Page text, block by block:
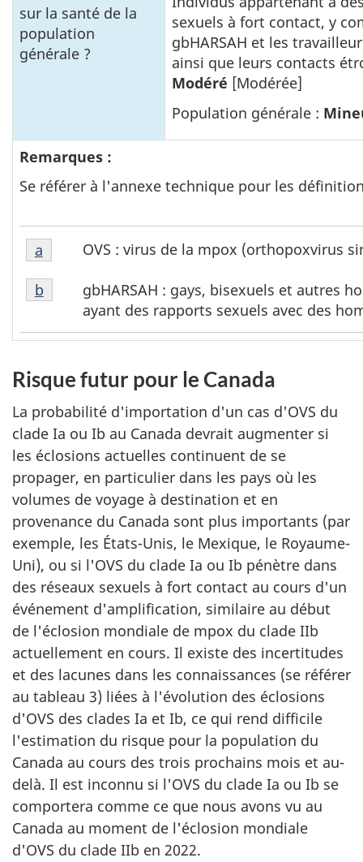
sur la santé de la
population
générale ?
sexuels à fort contact, y
gbHARSAH et les
ainsi que leurs contacts
Modéré [Modérée]
Population générale :
Remarques :
Se référer à l'annexe technique pour les
Tableau
1
Note
de
de
a
OVS : virus de la mpox (orthopoxvirus
Tableau 1 Retour à la référence de la note de
a
Tableau
1
de
de
b
gbHARSAH : gays, bisexuels et autres
ayant des rapports sexuels avec des
Tableau 1 Retour à la référence de la note de
b
Risque futur pour le Canada
La probabilité d'importation d'un cas d'OVS du
clade Ia ou Ib au Canada devrait augmenter si
les éclosions actuelles continuent de se
propager, en particulier dans les pays où les
volumes de voyage à destination et en
provenance du Canada sont plus importants (par
exemple, les États-Unis, le Mexique, le Royaume-
Uni), ou si l'OVS du clade Ia ou Ib pénètre dans
des réseaux sexuels à fort contact au cours d'un
événement d'amplification, similaire au début
de l'éclosion mondiale de mpox du clade IIb
actuellement en cours. Il existe des incertitudes
et des lacunes dans les connaissances (se référer
au tableau 3) liées à l'évolution des éclosions
d'OVS des clades Ia et Ib, ce qui rend difficile
l'estimation du risque pour la population du
Canada au cours des trois prochains mois et au-
delà. Il est inconnu si l'OVS du clade Ia ou Ib se
comportera comme ce que nous avons vu au
Canada au moment de l'éclosion mondiale
d'OVS du clade IIb en 2022.